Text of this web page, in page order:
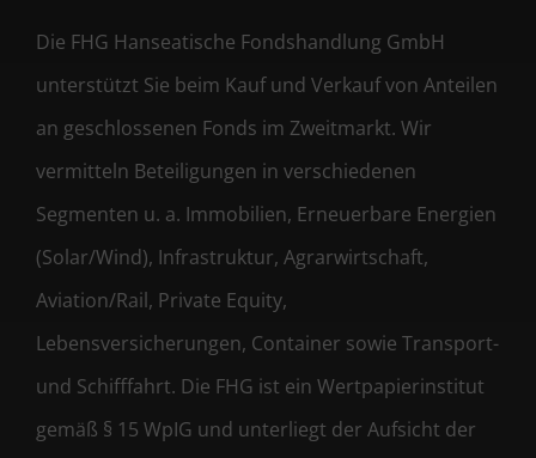
Die FHG Hanseatische Fondshandlung GmbH
unterstützt Sie beim Kauf und Verkauf von Anteilen
an geschlossenen Fonds im Zweitmarkt. Wir
vermitteln Beteiligungen in verschiedenen
Segmenten u. a. Immobilien, Erneuerbare Energien
(Solar/Wind), Infrastruktur, Agrarwirtschaft,
Aviation/Rail, Private Equity,
Lebensversicherungen, Container sowie Transport-
und Schifffahrt. Die FHG ist ein Wertpapierinstitut
gemäß § 15 WpIG und unterliegt der Aufsicht der